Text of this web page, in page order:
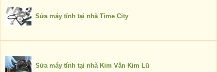
Sửa máy tính tại nhà Time City
Sửa máy tính tại nhà Kim Văn Kim Lũ